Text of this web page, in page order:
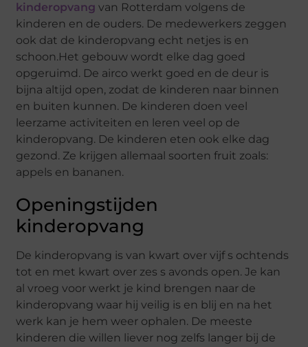
kinderopvang van Rotterdam volgens de
kinderen en de ouders. De medewerkers zeggen
ook dat de kinderopvang echt netjes is en
schoon.Het gebouw wordt elke dag goed
opgeruimd. De airco werkt goed en de deur is
bijna altijd open, zodat de kinderen naar binnen
en buiten kunnen. De kinderen doen veel
leerzame activiteiten en leren veel op de
kinderopvang. De kinderen eten ook elke dag
gezond. Ze krijgen allemaal soorten fruit zoals:
appels en bananen.
Openingstijden
kinderopvang
De kinderopvang is van kwart over vijf s ochtends
tot en met kwart over zes s avonds open. Je kan
al vroeg voor werkt je kind brengen naar de
kinderopvang waar hij veilig is en blij en na het
werk kan je hem weer ophalen. De meeste
kinderen die willen liever nog zelfs langer bij de